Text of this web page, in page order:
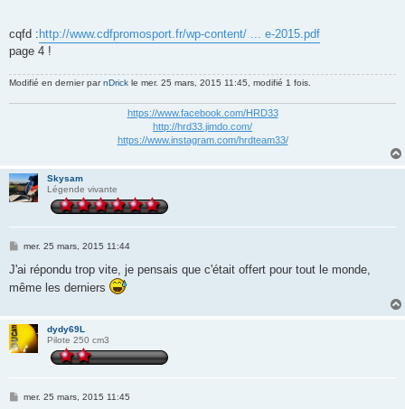
cqfd : http://www.cdfpromosport.fr/wp-content/ ... e-2015.pdf
page 4 !
Modifié en dernier parnDrick le mer. 25 mars, 2015 11:45, modifié 1 fois.
https://www.facebook.com/HRD33
http://hrd33.jimdo.com/
https://www.instagram.com/hrdteam33/
Skysam
Légende vivante
M
s
a
mer. 25 mars, 2015 11:44
J'ai répondu trop vite, je pensais que c'était offert pour tout le monde,
même les derniers
dydy69L
Pilote 250 cm3
Mmer. 25 mars, 2015 11:45